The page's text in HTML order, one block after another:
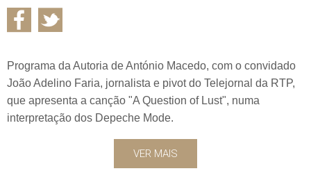
Programa da Autoria de António Macedo, com o convidado
João Adelino Faria, jornalista e pivot do Telejornal da RTP,
que apresenta a canção "A Question of Lust", numa
interpretação dos Depeche Mode.
VER MAIS